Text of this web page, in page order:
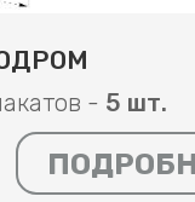
- 5 шт.